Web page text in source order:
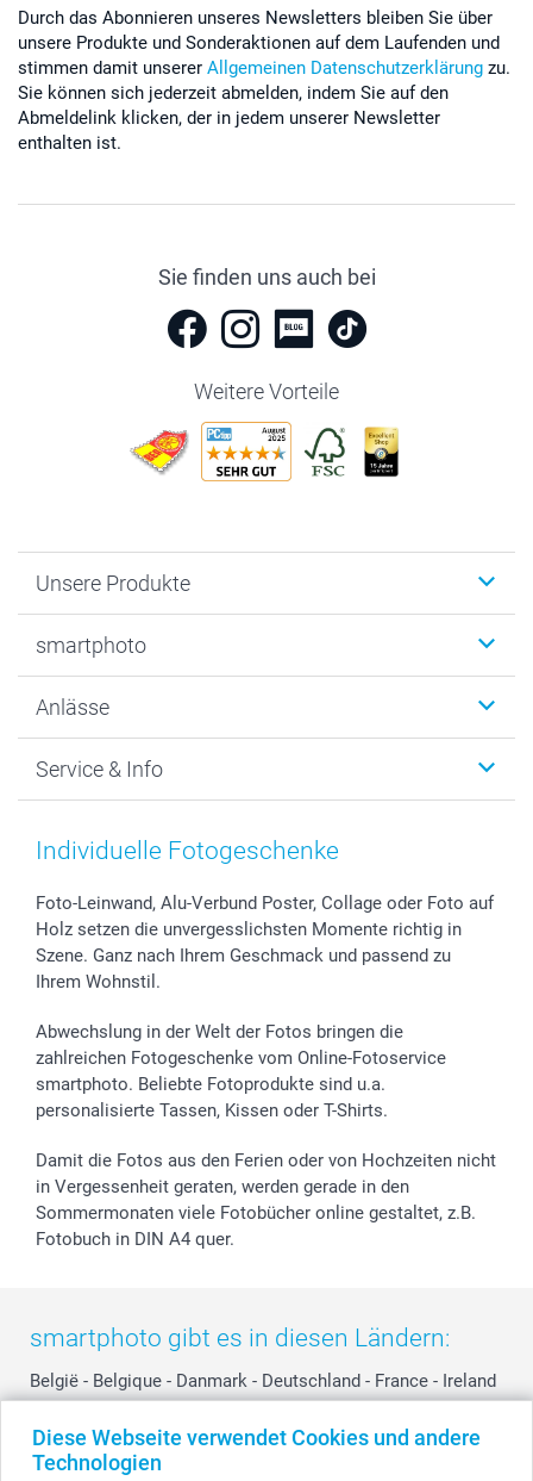
Diese Webseite verwendet Cookies und andere
Technologien
Durch das Abonnieren unseres Newsletters bleiben Sie über
unsere Produkte und Sonderaktionen auf dem Laufenden und
stimmen damit unserer Allgemeinen Datenschutzerklärung zu.
Sie können sich jederzeit abmelden, indem Sie auf den
Abmeldelink klicken, der in jedem unserer Newsletter
enthalten ist.
Sie finden uns auch bei
Weitere Vorteile
Unsere Produkte
Fotogeschenke
MyNameBook
Fotoabzüge, Fotos als Buch & Poster
Zubehör & Material
Sticker & Etiketten
Geschenk-Gutscheine (PDF)
smartphoto
Warum smartphoto
Datenschutz
AGB
Presse
Partnerprogramme
Investor Relations
Widerrufsrecht
Anlässe
Neujahr
Muttertag
Kommunion & Konfirmation
Hochzeit
Geburtstag
Zu allen Anlässen
Service & Info
Preise und Versandkosten
48h Lieferung
Zahlungsmöglichkeiten
Anmelden /Registrieren
Status der Bestellung
smartfriends
smartgarantie
smartbonus
Individuelle Fotogeschenke
Foto-Leinwand, Alu-Verbund Poster, Collage oder Foto auf
Holz setzen die unvergesslichsten Momente richtig in
Szene. Ganz nach Ihrem Geschmack und passend zu
Ihrem Wohnstil.
Abwechslung in der Welt der Fotos bringen die
zahlreichen Fotogeschenke vom Online-Fotoservice
smartphoto. Beliebte Fotoprodukte sind u.a.
personalisierte Tassen, Kissen oder T-Shirts.
Damit die Fotos aus den Ferien oder von Hochzeiten nicht
in Vergessenheit geraten, werden gerade in den
Sommermonaten viele Fotobücher online gestaltet, z.B.
Fotobuch in DIN A4 quer.
smartphoto gibt es in diesen Ländern:
België - Belgique - Danmark - Deutschland - France - Ireland
Switzerland - Suomi - Sverige - United Kingdom -
Other Countries